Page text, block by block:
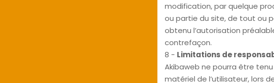
modification, par quelque
ou partie du site, de tout ou
obtenu l’autorisation
contrefaçon.
8 - Limitations de
Akibaweb ne pourra être
matériel de l’utilisateur, lors